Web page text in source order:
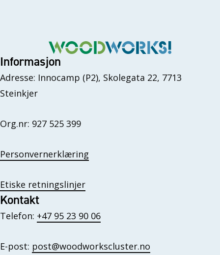
Informasjon
Adresse: Innocamp (P2), Skolegata 22, 7713
Steinkjer
Org.nr: 927 525 399
Personvernerklæring
Etiske retningslinjer
Kontakt
Telefon: +47 95 23 90 06
E-post: post@woodworkscluster.no